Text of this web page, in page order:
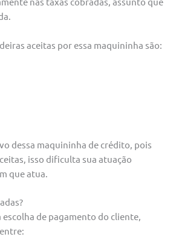
aceitas por essa maquininha são:
dessa maquininha de crédito, pois
isso dificulta sua atuação
que atua.
de pagamento do cliente,